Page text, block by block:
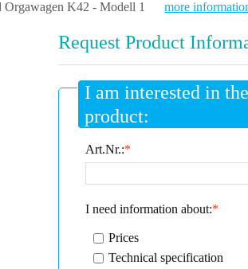
Orgawagen K42 - Modell 1 more
Request Product
I am interested in
product:
*
Art.Nr.:
*
I need information about:
Prices
Technical specification